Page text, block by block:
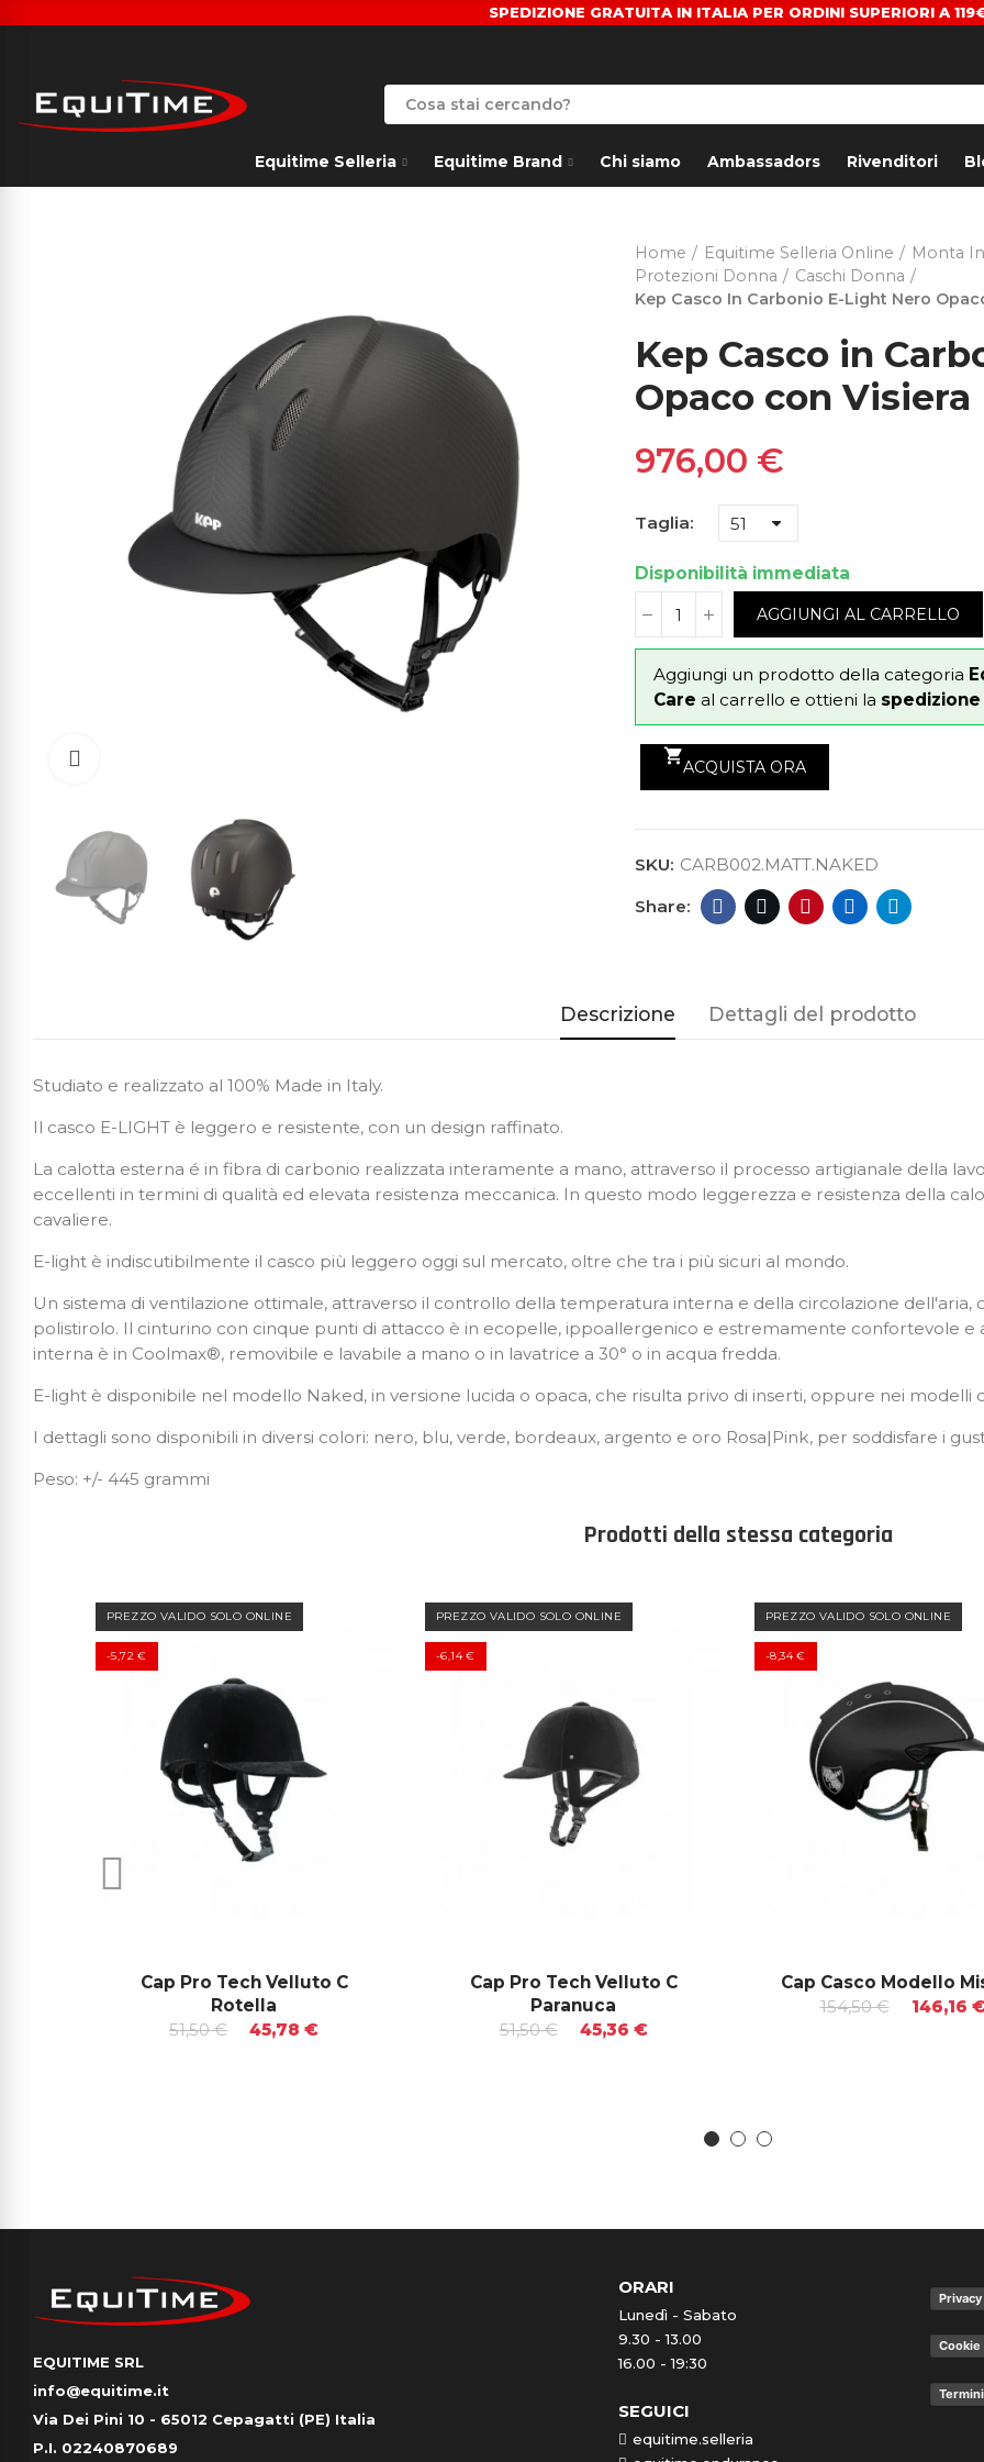
SPEDIZIONE GRATUITA IN ITALIA PER ORDINI SUPERIORI A
Equitime Selleria Equitime Brand Chi siamo Ambassadors Rivenditori
Home Equitime Selleria Online Monta
Protezioni Donna
Caschi Donna
Kep Casco In Carbonio E-Light Nero
Kep Casco in
Opaco con Visiera
976,00 €
Taglia
Disponibilità immediata
AGGIUNGI AL CARRELLO
Aggiungi un prodotto della categoria
Care al carrello e ottieni la
shopping_cart
ACQUISTA ORA
SKU: CARB002.MATT.NAKED
Descrizione Dettagli del prodotto
Studiato e realizzato al 100% Made in Italy.
Il casco E-LIGHT è leggero e resistente, con un design raffinato.
La calotta esterna é in fibra di carbonio realizzata interamente a mano, attraverso il processo artigianale della
eccellenti in termini di qualità ed elevata resistenza meccanica. In questo modo leggerezza e resistenza della
cavaliere.
E-light è indiscutibilmente il casco più leggero oggi sul mercato, oltre che tra i più sicuri al mondo.
Un sistema di ventilazione ottimale, attraverso il controllo della temperatura interna e della circolazione dell'aria,
polistirolo. Il cinturino con cinque punti di attacco è in ecopelle, ippoallergenico e estremamente confortevole e
interna è in Coolmax®, removibile e lavabile a mano o in lavatrice a 30° o in acqua fredda.
E-light è disponibile nel modello Naked, in versione lucida o opaca, che risulta privo di inserti, oppure nei modelli
I dettagli sono disponibili in diversi colori: nero, blu, verde, bordeaux, argento e oro Rosa|Pink, per soddisfare i
Peso: +/- 445 grammi
Prodotti della stessa categoria
PREZZO VALIDO SOLO ONLINE
-5,72 €
Cap Pro Tech Velluto C
Rotella
51,50 €
45,78 €
PREZZO VALIDO SOLO ONLINE
-6,14 €
Cap Pro Tech Velluto C
Paranuca
51,50 €
45,36 €
PREZZO VALIDO SOLO ONLINE
-8,34 €
Cap Casco Modello
154,50 €
146,16
EQUITIME SRL
info@equitime.it
Via Dei Pini 10 - 65012 Cepagatti (PE) Italia
P.I. 02240870689
ORARI
Lunedì - Sabato
9.30 - 13.00
16.00 - 19:30
SEGUICI
equitime.selleria
Cookie